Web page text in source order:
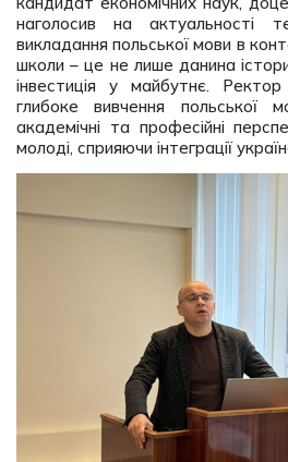
наголосив на актуальності
викладання польської мови в
школи – це не лише данина
інвестиція у майбутнє.
глибоке вивчення польської
академічні та професійні
молоді, сприяючи інтеграції